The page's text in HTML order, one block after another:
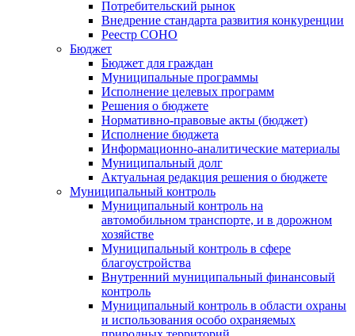
Потребительский рынок
Внедрение стандарта развития конкуренции
Реестр СОНО
Бюджет
Бюджет для граждан
Муниципальные программы
Исполнение целевых программ
Решения о бюджете
Нормативно-правовые акты (бюджет)
Исполнение бюджета
Информационно-аналитические материалы
Муниципальный долг
Актуальная редакция решения о бюджете
Муниципальный контроль
Муниципальный контроль на
автомобильном транспорте, и в дорожном
хозяйстве
Муниципальный контроль в сфере
благоустройства
Внутренний муниципальный финансовый
контроль
Муниципальный контроль в области охраны
и использования особо охраняемых